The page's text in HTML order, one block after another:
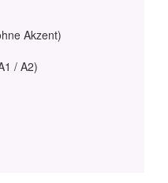
Akzent)
/ A2)